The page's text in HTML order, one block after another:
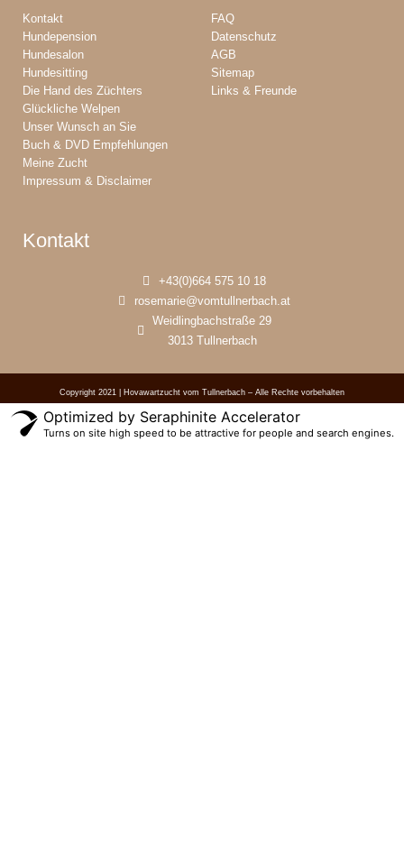
Kontakt
Hundepension
Hundesalon
Hundesitting
Die Hand des Züchters
Glückliche Welpen
Unser Wunsch an Sie
Buch & DVD Empfehlungen
Meine Zucht
Impressum & Disclaimer
FAQ
Datenschutz
AGB
Sitemap
Links & Freunde
Kontakt
+43(0)664 575 10 18
rosemarie@vomtullnerbach.at
Weidlingbachstraße 29
3013 Tullnerbach
Copyright 2021 | Hovawartzucht vom Tullnerbach – Alle Rechte vorbehalten
Optimized by Seraphinite Accelerator
Turns on site high speed to be attractive for people and search engines.